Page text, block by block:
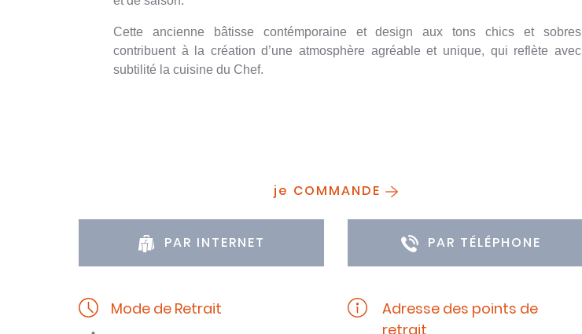
Cette ancienne bâtisse contémporaine et design aux tons chics et sobres
contribuent à la création d’une atmosphère agréable et unique, qui reflète avec
subtilité la cuisine du Chef.
je COMMANDE
PAR INTERNET PAR TÉLÉPHONE
Mode de Retrait
Adresse des points de
retrait